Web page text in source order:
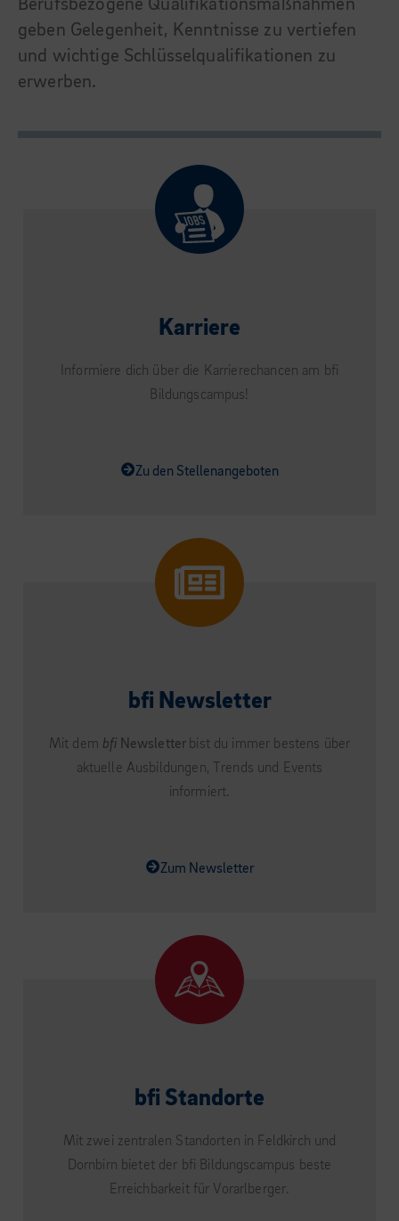
Berufsbezogene Qualifikationsmaßnahmen
geben Gelegenheit, Kenntnisse zu vertiefen
und wichtige Schlüsselqualifikationen zu
erwerben.
Karriere
Informiere dich über die Karrierechancen am bfi
Bildungscampus!
Zu den Stellenangeboten
bfi Newsletter
Mit dembfi Newsletter bist du immer bestens über
aktuelle Ausbildungen, Trends und Events
informiert.
Zum Newsletter
bfi Standorte
Mit zwei zentralen Standorten in Feldkirch und
Dornbirn bietet der bfi Bildungscampus beste
Erreichbarkeit für Vorarlberger.